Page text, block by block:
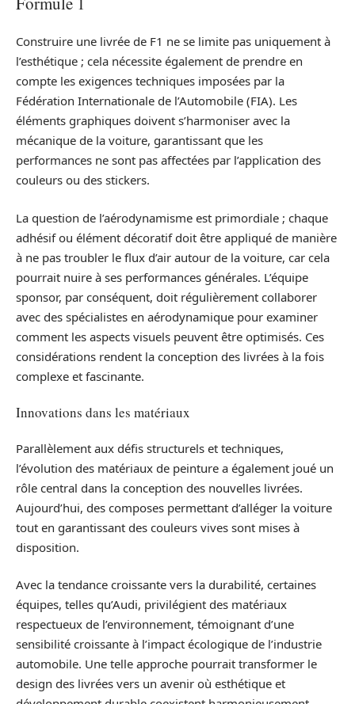
Construire une livrée de F1 ne se limite pas uniquement à
l’esthétique ; cela nécessite également de prendre en
compte les exigences techniques imposées par la
Fédération Internationale de l’Automobile (FIA). Les
éléments graphiques doivent s’harmoniser avec la
mécanique de la voiture, garantissant que les
performances ne sont pas affectées par l’application des
couleurs ou des stickers.
La question de l’aérodynamisme est primordiale ; chaque
adhésif ou élément décoratif doit être appliqué de manière
à ne pas troubler le flux d’air autour de la voiture, car cela
pourrait nuire à ses performances générales. L’équipe
sponsor, par conséquent, doit régulièrement collaborer
avec des spécialistes en aérodynamique pour examiner
comment les aspects visuels peuvent être optimisés. Ces
considérations rendent la conception des livrées à la fois
complexe et fascinante.
Innovations dans les matériaux
Parallèlement aux défis structurels et techniques,
l’évolution des matériaux de peinture a également joué un
rôle central dans la conception des nouvelles livrées.
Aujourd’hui, des composes permettant d’alléger la voiture
tout en garantissant des couleurs vives sont mises à
disposition.
Avec la tendance croissante vers la durabilité, certaines
équipes, telles qu’Audi, privilégient des matériaux
respectueux de l’environnement, témoignant d’une
sensibilité croissante à l’impact écologique de l’industrie
automobile. Une telle approche pourrait transformer le
design des livrées vers un avenir où esthétique et